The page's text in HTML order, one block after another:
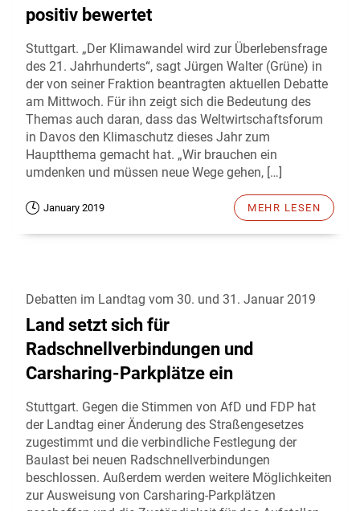
positiv bewertet
Stuttgart. „Der Klimawandel wird zur Überlebensfrage
des 21. Jahrhunderts“, sagt Jürgen Walter (Grüne) in
der von seiner Fraktion beantragten aktuellen Debatte
am Mittwoch. Für ihn zeigt sich die Bedeutung des
Themas auch daran, dass das Weltwirtschaftsforum
in Davos den Klimaschutz dieses Jahr zum
Hauptthema gemacht hat. „Wir brauchen ein
umdenken und müssen neue Wege gehen, […]
January 2019 MEHR LESEN
Debatten im Landtag vom 30. und 31. Januar 2019
Land setzt sich für
Radschnellverbindungen und
Carsharing-Parkplätze ein
Stuttgart. Gegen die Stimmen von AfD und FDP hat
der Landtag einer Änderung des Straßengesetzes
zugestimmt und die verbindliche Festlegung der
Baulast bei neuen Radschnellverbindungen
beschlossen. Außerdem werden weitere Möglichkeiten
zur Ausweisung von Carsharing-Parkplätzen